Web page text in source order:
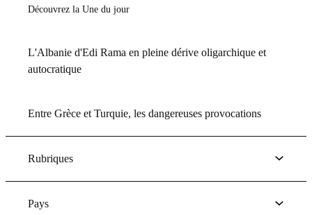
Découvrez la Une du jour
L'Albanie d'Edi Rama en pleine dérive oligarchique et
autocratique
Entre Grèce et Turquie, les dangereuses provocations
Rubriques
Pays